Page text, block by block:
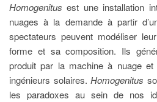
Homogenitus est une installation
nuages à la demande à partir
spectateurs peuvent modéliser
forme et sa composition. Ils
produit par la machine à nuage et
ingénieurs solaires. Homogenitus
les paradoxes au sein de nos